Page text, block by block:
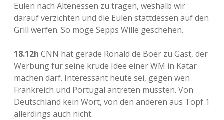
Eulen nach Altenessen zu tragen, weshalb wir
darauf verzichten und die Eulen stattdessen auf den
Grill werfen. So möge Sepps Wille geschehen.
18.12h CNN hat gerade Ronald de Boer zu Gast, der
Werbung für seine krude Idee einer WM in Katar
machen darf. Interessant heute sei, gegen wen
Frankreich und Portugal antreten müssten. Von
Deutschland kein Wort, von den anderen aus Topf 1
allerdings auch nicht.